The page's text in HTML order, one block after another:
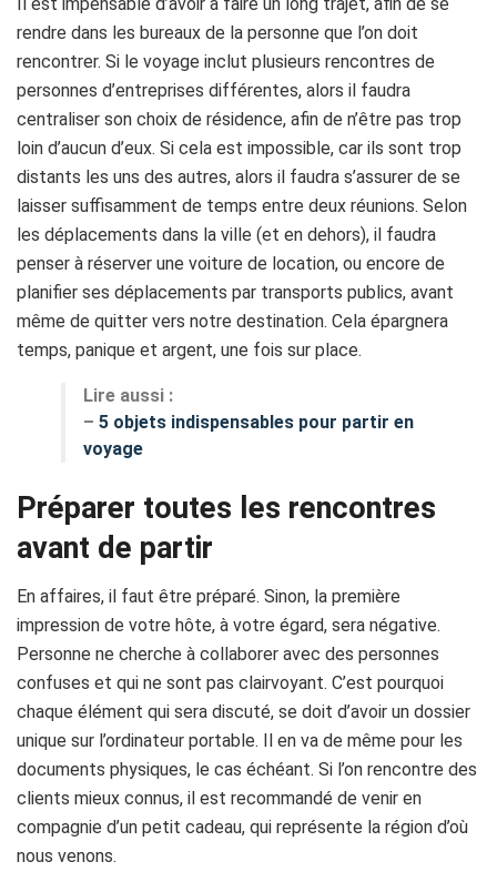
rendre dans les bureaux de la personne que l’on doit
rencontrer. Si le voyage inclut plusieurs rencontres de
personnes d’entreprises différentes, alors il faudra
centraliser son choix de résidence, afin de n’être pas trop
loin d’aucun d’eux. Si cela est impossible, car ils sont trop
distants les uns des autres, alors il faudra s’assurer de se
laisser suffisamment de temps entre deux réunions. Selon
les déplacements dans la ville (et en dehors), il faudra
penser à réserver une voiture de location, ou encore de
planifier ses déplacements par transports publics, avant
même de quitter vers notre destination. Cela épargnera
temps, panique et argent, une fois sur place.
Lire aussi :
– 5 objets indispensables pour partir en
voyage
Préparer toutes les rencontres
avant de partir
En affaires, il faut être préparé. Sinon, la première
impression de votre hôte, à votre égard, sera négative.
Personne ne cherche à collaborer avec des personnes
confuses et qui ne sont pas clairvoyant. C’est pourquoi
chaque élément qui sera discuté, se doit d’avoir un dossier
unique sur l’ordinateur portable. Il en va de même pour les
documents physiques, le cas échéant. Si l’on rencontre des
clients mieux connus, il est recommandé de venir en
compagnie d’un petit cadeau, qui représente la région d’où
nous venons.